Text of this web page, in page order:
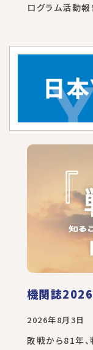
ログラム活動
機関誌2026
2026年8月3日
敗戦から81年